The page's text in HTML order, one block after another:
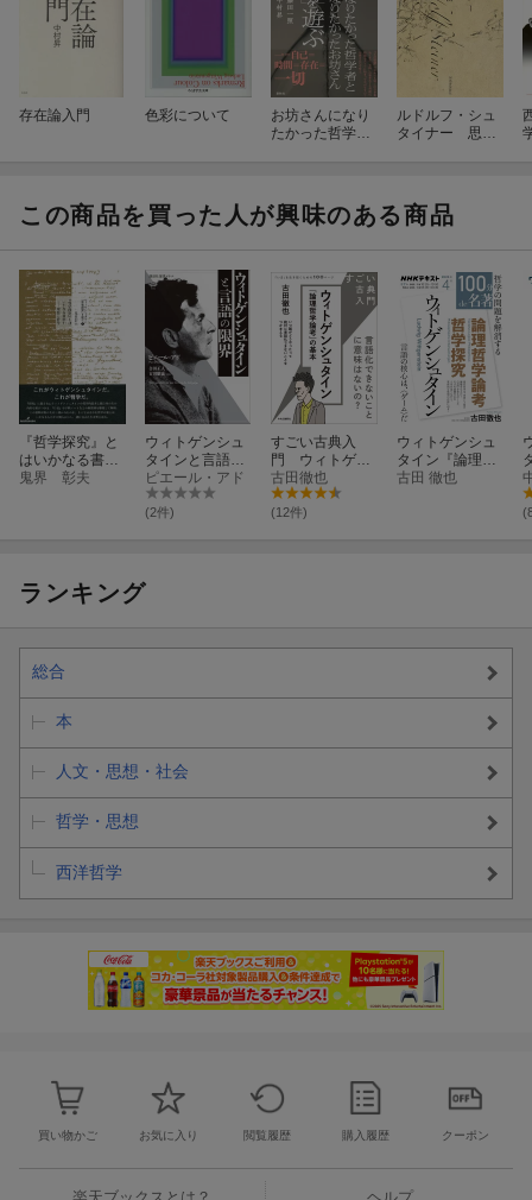
存在論入門 色彩について
お坊さんになり
たかった哲学者
ぶ
ルドルフ・シュ
タイナー 思考
この商品を買った人が興味のある商品
『哲学探究』と
はいかなる書物
か
鬼界 彰夫
ウィトゲンシュ
タインと言語の
限界
ピエール・アド
(2件)
すごい古典入
門 ウィトゲン
シュタイン『論
理哲学論考』の
基本
古田徹也
(12件)
ウィトゲンシュ
タイン『論理哲
学論考』『哲学
古田 徹也
ランキング
総合
本
人文・思想・社会
哲学・思想
西洋哲学
買い物かご お気に入り 閲覧履歴 購入履歴 クーポン